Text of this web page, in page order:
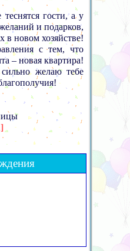
гости, а у
и подарков,
в новом хозяйстве!
с тем, что
– новая квартира!
желаю тебе